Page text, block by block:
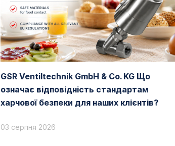
GSR Ventiltechnik GmbH & Co. KG Що
означає відповідність стандартам
харчової безпеки для наших клієнтів?
03 серпня 2026